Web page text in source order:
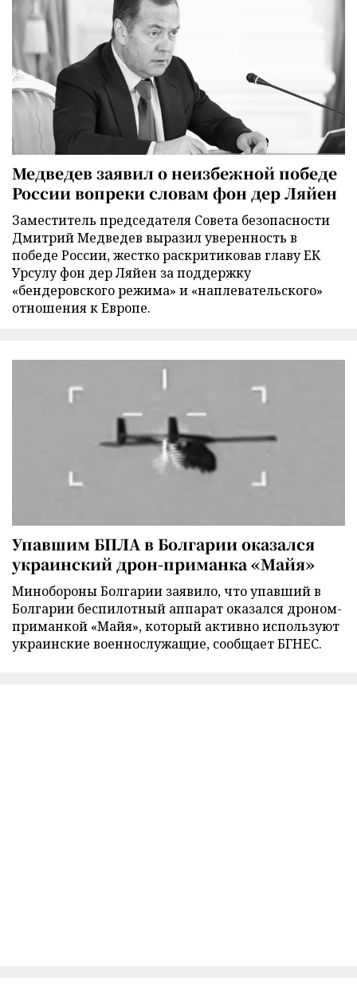
Медведев заявил о неизбежной победе
России вопреки словам фон дер Ляйен
Заместитель председателя Совета безопасности
Дмитрий Медведев выразил уверенность в
победе России, жестко раскритиковав главу ЕК
Урсулу фон дер Ляйен за поддержку
«бендеровского режима» и «наплевательского»
отношения к Европе.
Упавшим БПЛА в Болгарии оказался
украинский дрон-приманка «Майя»
Минобороны Болгарии заявило, что упавший в
Болгарии беспилотный аппарат оказался дроном-
приманкой «Майя», который активно используют
украинские военнослужащие, сообщает БГНЕС.